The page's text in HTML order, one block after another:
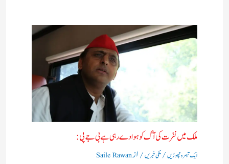
ملک میں نفرت کی آگ کو ہوا دے رہی ہے بی جے پی:
ایک تبصرہ چھوڑیں/ملکی خبریں/ ازSaile Rawan